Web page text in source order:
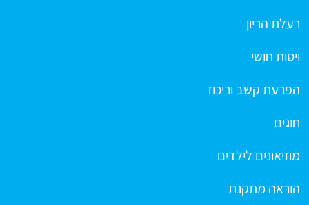
רעלת הריון
ויסות חושי
הפרעת קשב וריכוז
חוגים
מוזיאונים לילדים
הוראה מתקנת